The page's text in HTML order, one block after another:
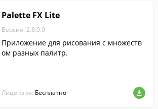
Palette FX Lite
Версия: 2.8.0.0
Приложение для рисования с множеств
ом разных палитр.
Лицензия: Бесплатно